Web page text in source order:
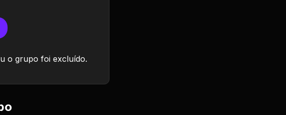
o grupo foi excluído.